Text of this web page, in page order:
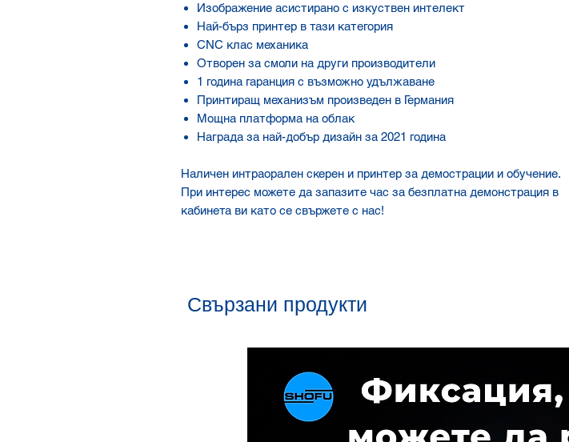
Изображение асистирано с изкуствен интелект
Най-бърз принтер в тази категория
CNC клас механика
Отворен за смоли на други производители
1 година гаранция с възможно удължаване
Принтиращ механизъм произведен в Германия
Мощна платформа на облак
Награда за най-добър дизайн за 2021 година
Наличен интраорален скерен и принтер за демострации и обучение.
При интерес можете да запазите час за безплатна демонстрация в
кабинета ви като се свържете с нас!
Свързани продукти